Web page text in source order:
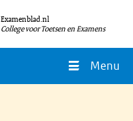
Examenblad.nl
College voor Toetsen en Examens
Menu